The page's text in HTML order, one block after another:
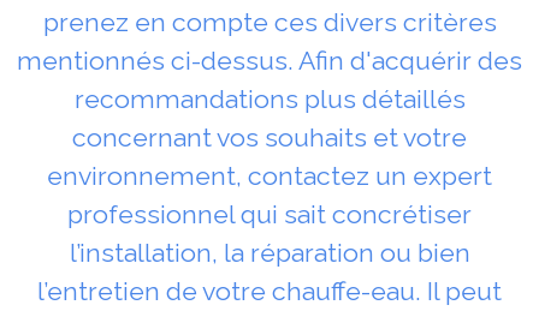
prenez en compte ces divers critères
mentionnés ci-dessus. Afin d'acquérir des
recommandations plus détaillés
concernant vos souhaits et votre
environnement, contactez un expert
professionnel qui sait concrétiser
l’installation, la réparation ou bien
l’entretien de votre chauffe-eau. Il peut